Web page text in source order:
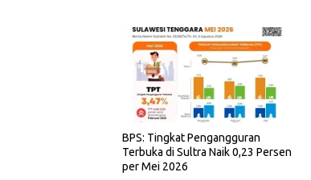
BPS: Tingkat Pengangguran
Terbuka di Sultra Naik 0,23 Persen
per Mei 2026